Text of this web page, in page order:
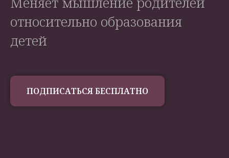
относительно образования
детей
ПОДПИСАТЬСЯ БЕСПЛАТНО